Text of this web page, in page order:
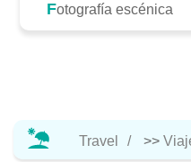
Fotografía escénica
Travel >>